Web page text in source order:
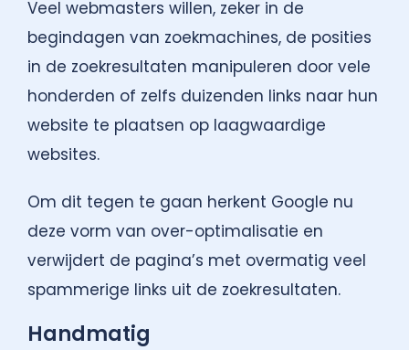
Veel webmasters willen, zeker in de
begindagen van zoekmachines, de posities
in de zoekresultaten manipuleren door vele
honderden of zelfs duizenden links naar hun
website te plaatsen op laagwaardige
websites.
Om dit tegen te gaan herkent Google nu
deze vorm van over-optimalisatie en
verwijdert de pagina’s met overmatig veel
spammerige links uit de zoekresultaten.
Handmatig